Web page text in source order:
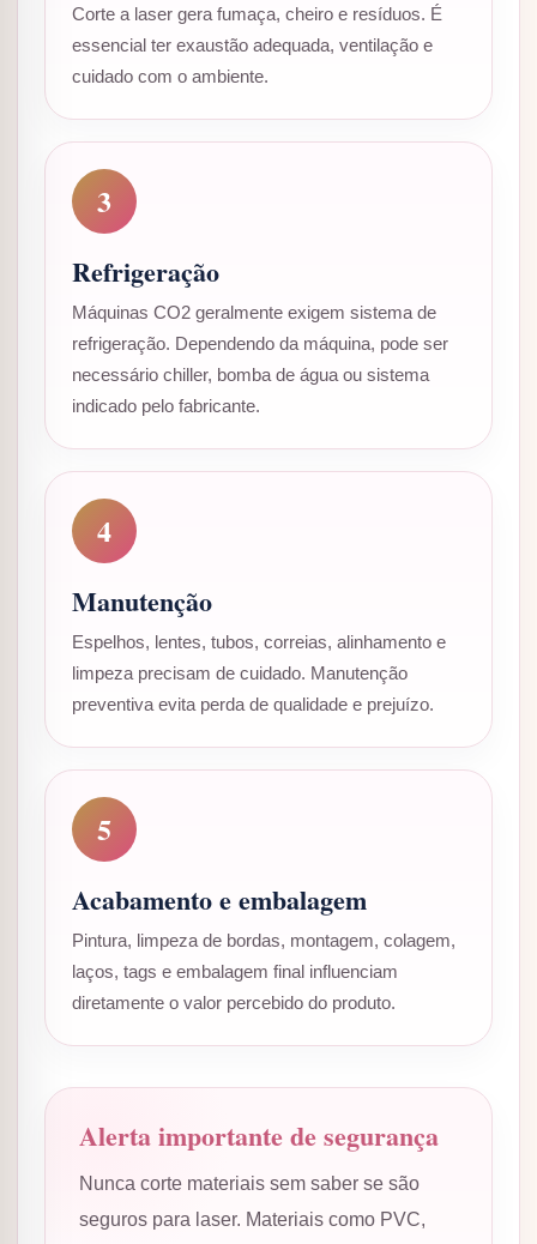
Corte a laser gera fumaça, cheiro e resíduos. É
essencial ter exaustão adequada, ventilação e
cuidado com o ambiente.
3
Refrigeração
Máquinas CO2 geralmente exigem sistema de
refrigeração. Dependendo da máquina, pode ser
necessário chiller, bomba de água ou sistema
indicado pelo fabricante.
4
Manutenção
Espelhos, lentes, tubos, correias, alinhamento e
limpeza precisam de cuidado. Manutenção
preventiva evita perda de qualidade e prejuízo.
5
Acabamento e embalagem
Pintura, limpeza de bordas, montagem, colagem,
laços, tags e embalagem final influenciam
diretamente o valor percebido do produto.
Alerta importante de segurança
Nunca corte materiais sem saber se são
seguros para laser. Materiais como PVC,